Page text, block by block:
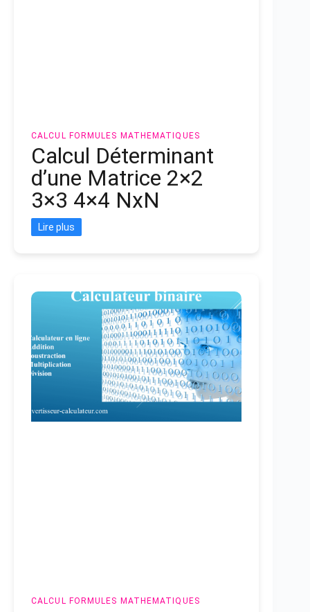
CALCUL FORMULES MATHEMATIQUES
Calcul Déterminant
d’une Matrice 2×2
3×3 4×4 NxN
Lire plus
CALCUL FORMULES MATHEMATIQUES